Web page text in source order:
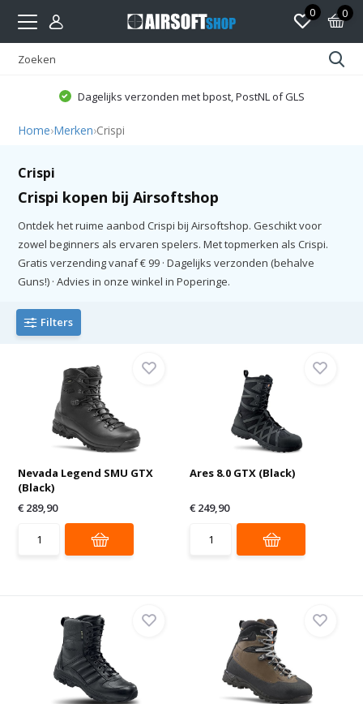
0 0
Dagelijks verzonden met bpost, PostNL of GLS
Home›Merken›Crispi
Crispi
Crispi kopen bij Airsoftshop
Ontdek het ruime aanbod Crispi bij Airsoftshop. Geschikt voor
zowel beginners als ervaren spelers. Met topmerken als Crispi.
Gratis verzending vanaf € 99 · Dagelijks verzonden (behalve
Guns!) · Advies in onze winkel in Poperinge.
Filters
Nevada Legend SMU GTX
(Black)
€ 289,90
Ares 8.0 GTX (Black)
€ 249,90